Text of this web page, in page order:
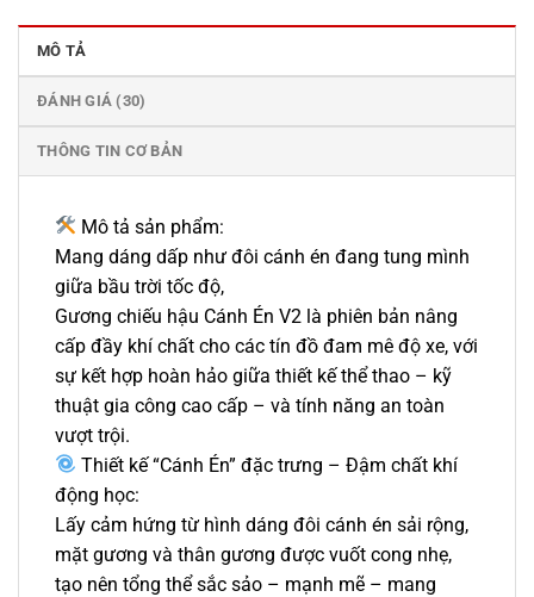
MÔ TẢ
ĐÁNH GIÁ (30)
THÔNG TIN CƠ BẢN
Mô tả sản phẩm:
Mang dáng dấp như đôi cánh én đang tung mình
giữa bầu trời tốc độ,
Gương chiếu hậu Cánh Én V2 là phiên bản nâng
cấp đầy khí chất cho các tín đồ đam mê độ xe, với
sự kết hợp hoàn hảo giữa thiết kế thể thao – kỹ
thuật gia công cao cấp – và tính năng an toàn
vượt trội.
Thiết kế “Cánh Én” đặc trưng – Đậm chất khí
động học:
Lấy cảm hứng từ hình dáng đôi cánh én sải rộng,
mặt gương và thân gương được vuốt cong nhẹ,
tạo nên tổng thể sắc sảo – mạnh mẽ – mang